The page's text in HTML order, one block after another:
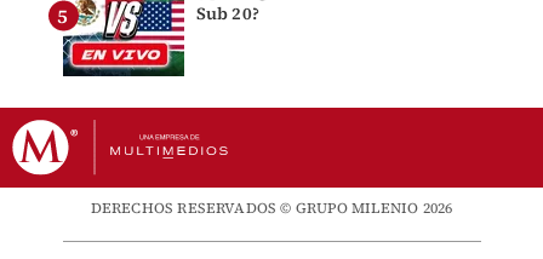
Sub 20?
DERECHOS RESERVADOS © GRUPO MILENIO 2026